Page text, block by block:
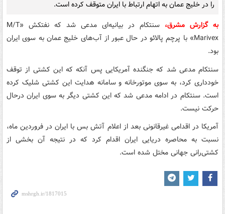
را در خلیج عمان به اتهام ارتباط با ایران متوقف کرده است.
به گزارش مشرق،
سنتکام در بیانیه‌ای مدعی شد که نفتکش «M/T
Marivex» با پرچم پالائو در حال عبور از آب‌های خلیج عمان به سوی ایران
بود.
سنتکام مدعی شد که جنگنده آمریکایی پس آنکه که این کشتی از توقف
خودداری کرد، به سوی موتورخانه و سامانه هدایت این کشتی شلیک کرده
است. سنتکام در ادامه مدعی شد که این کشتی دیگر به سوی ایران درحال
حرکت نیست.
آمریکا در اقدامی غیرقانونی بعد از اعلام آتش بس با ایران در فروردین ماه،
نسبت به محاصره دریایی ایران اقدام کرد که در نتیجه آن بخشی از
کشتی‌رانی جهانی مختل شده است.